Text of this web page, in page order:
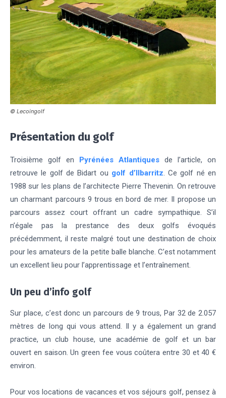
© Lecoingolf
Présentation du golf
Troisième golf en Pyrénées Atlantiques de l’article, on
retrouve le golf de Bidart ou golf d’Ilbarritz. Ce golf né en
1988 sur les plans de l’architecte Pierre Thevenin. On retrouve
un charmant parcours 9 trous en bord de mer. Il propose un
parcours assez court offrant un cadre sympathique. S’il
n’égale pas la prestance des deux golfs évoqués
précédemment, il reste malgré tout une destination de choix
pour les amateurs de la petite balle blanche. C’est notamment
un excellent lieu pour l’apprentissage et l’entraînement.
Un peu d’info golf
Sur place, c’est donc un parcours de 9 trous, Par 32 de 2.057
mètres de long qui vous attend. Il y a également un grand
practice, un club house, une académie de golf et un bar
ouvert en saison. Un green fee vous coûtera entre 30 et 40 €
environ.
Pour vos locations de vacances et vos séjours golf, pensez à